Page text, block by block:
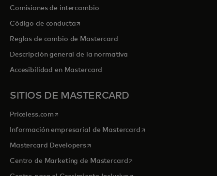
Comisiones de intercambio
Código de conductase abre en una pestaña nueva
Reglas de cambio de Mastercard
Descripción general de la normativa
Accesibilidad en Mastercard
SITIOS DE MASTERCARD
Priceless.com se abre en una pestaña nueva
Información empresarial de Mastercardse abre en una pestaña
Mastercard Developersse abre en una pestaña nueva
Centro de Marketing de Mastercardse abre en una pestaña